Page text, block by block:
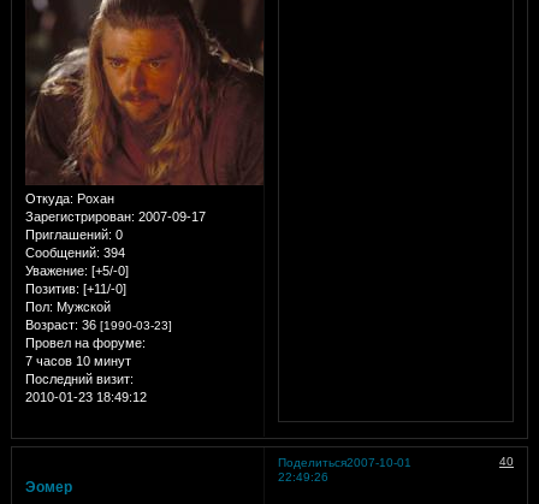
Откуда: Рохан
Зарегистрирован: 2007-09-17
Приглашений: 0
Сообщений: 394
Уважение: [+5/-0]
Позитив: [+11/-0]
Пол: Мужской
Возраст: 36 [1990-03-23]
Провел на форуме:
7 часов 10 минут
Последний визит:
2010-01-23 18:49:12
Поделиться 40
2007-10-01
22:49:26
Эомер